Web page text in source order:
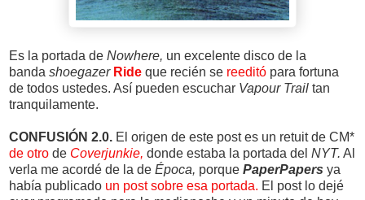
Es la portada de Nowhere, un excelente disco de la
banda shoegazer Ride que recién se reeditó para fortuna
de todos ustedes. Así pueden escuchar Vapour Trail tan
tranquilamente.
CONFUSIÓN 2.0. El origen de este post es un retuit de CM*
de otro de Coverjunkie, donde estaba la portada del NYT. Al
verla me acordé de la de Época, porque PaperPapers ya
había publicado un post sobre esa portada. El post lo dejé